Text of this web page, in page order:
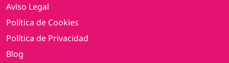
Aviso Legal
Política de Cookies
Política de Privacidad
Blog